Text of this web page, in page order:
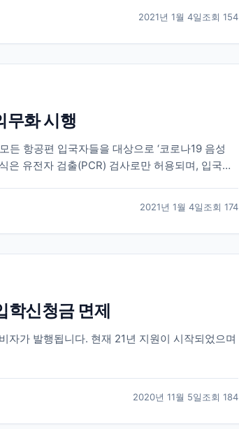
2021년 1월 4일조회 154
무화 시행
항공편 입국자들을 대상으로 ‘코로나19 음성
은 유전자 검출(PCR) 검사로만 허용되며, 입국자
2021년 1월 4일조회 174
학신청금 면제
자가 발행됩니다. 현재 21년 지원이 시작되었으며
2020년 11월 5일조회 184